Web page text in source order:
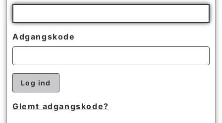
Adgangskode
Log ind
Glemt adgangskode?